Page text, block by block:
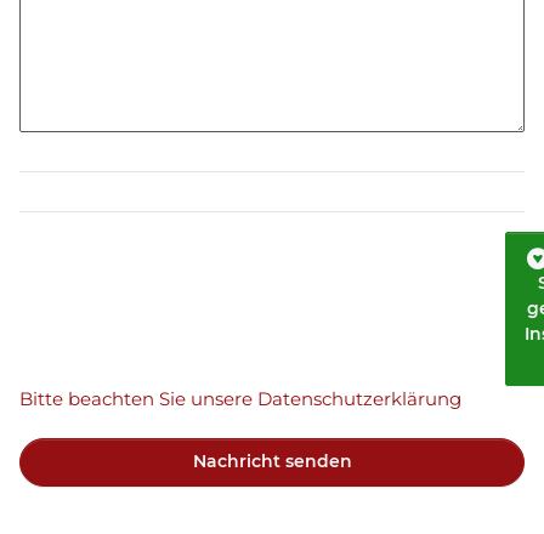
Bitte beachten Sie unsere Datenschutzerklärung
Nachricht senden